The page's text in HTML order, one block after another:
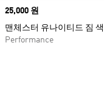
Price
25,000 원
맨체스터 유나이티드 짐 색
Performance